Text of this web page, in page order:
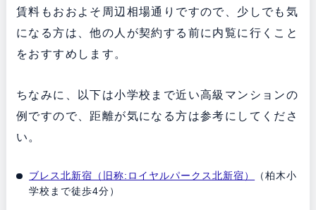
賃料もおおよそ周辺相場通りですので、少しでも気
になる方は、他の人が契約する前に内覧に行くこと
をおすすめします。
ちなみに、以下は小学校まで近い高級マンションの
例ですので、距離が気になる方は参考にしてくださ
い。
ブレス北新宿（旧称:ロイヤルパークス北新宿）
（柏木小
学校まで徒歩4分）